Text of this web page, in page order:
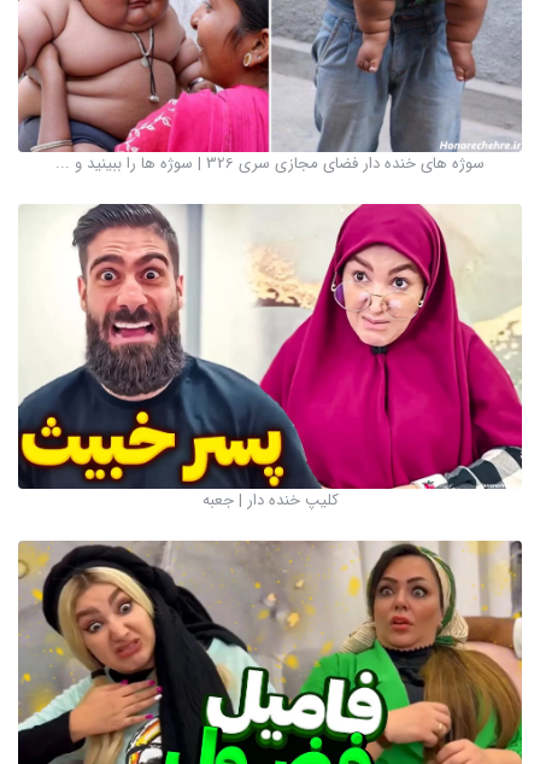
سوژه های خنده دار فضای مجازی سری 326 | سوژه ها را ببینید و ...
کلیپ خنده دار | جعبه